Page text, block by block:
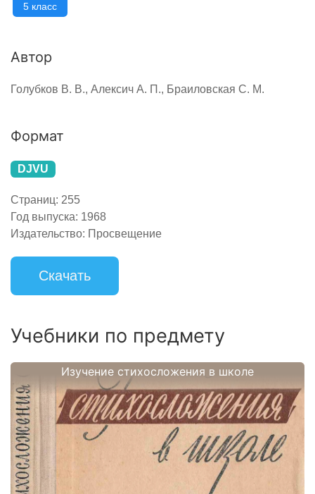
5 класс
Автор
Голубков В. В., Алексич А. П., Браиловская С. М.
Формат
DJVU
Страниц: 255
Год выпуска: 1968
Издательство: Просвещение
Скачать
Учебники по предмету
Изучение стихосложения в школе